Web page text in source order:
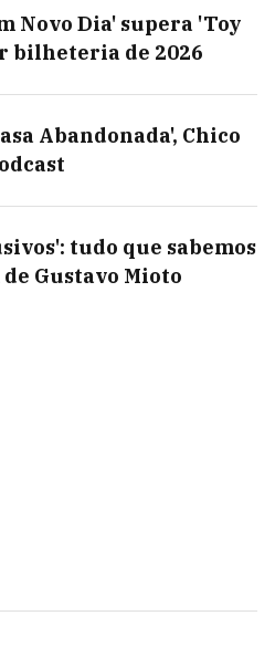
Novo Dia' supera 'Toy
bilheteria de 2026
Abandonada', Chico
tudo que sabemos
Gustavo Mioto